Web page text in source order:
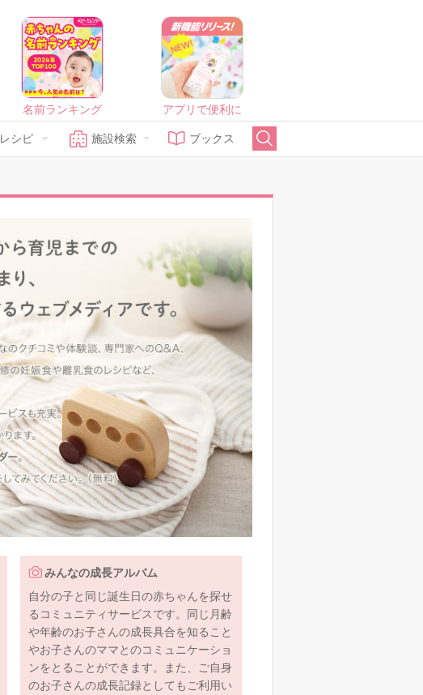
名前ランキング アプリで便利に
レシピ 施設検索 ブックス
みんなの成長アルバム
自分の子と同じ誕生日の赤ちゃんを探せ
るコミュニティサービスです。同じ月齢
や年齢のお子さんの成長具合を知ること
やお子さんのママとのコミュニケーショ
ンをとることができます。また、ご自身
のお子さんの成長記録としてもご利用い